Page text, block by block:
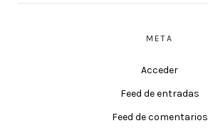
META
Acceder
Feed de entradas
Feed de comentarios